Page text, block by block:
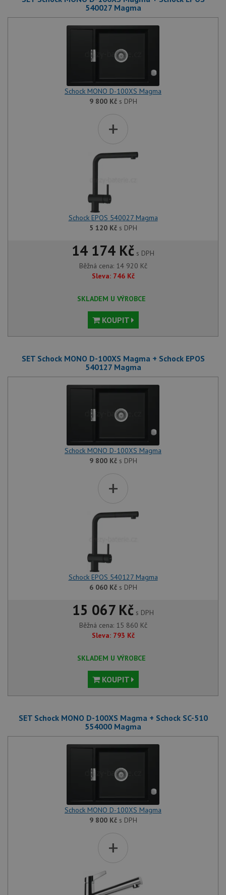
540027 Magma
Schock MONO D-100XS Magma
9 800 Kčs DPH
+
Schock EPOS 540027 Magma
5 120 Kčs DPH
14 174 Kč s DPH
Běžná cena: 14 920 Kč
Sleva: 746 Kč
SKLADEM U VÝROBCE
KOUPIT
SET Schock MONO D-100XS Magma + Schock EPOS
540127 Magma
Schock MONO D-100XS Magma
9 800 Kčs DPH
+
Schock EPOS 540127 Magma
6 060 Kčs DPH
15 067 Kč s DPH
Běžná cena: 15 860 Kč
Sleva: 793 Kč
SKLADEM U VÝROBCE
KOUPIT
SET Schock MONO D-100XS Magma + Schock SC-510
554000 Magma
Schock MONO D-100XS Magma
9 800 Kčs DPH
+